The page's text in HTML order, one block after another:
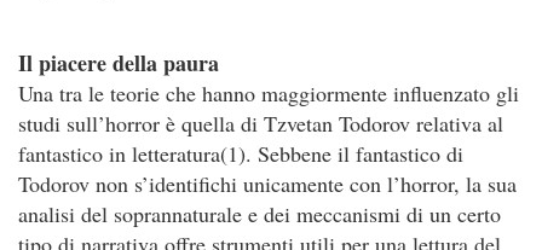
Il piacere della paura
Una tra le teorie che hanno maggiormente influenzato gli
studi sull’horror è quella di Tzvetan Todorov relativa al
fantastico in letteratura(1). Sebbene il fantastico di
Todorov non s’identifichi unicamente con l’horror, la sua
analisi del soprannaturale e dei meccanismi di un certo
tipo di narrativa offre strumenti utili per una lettura del